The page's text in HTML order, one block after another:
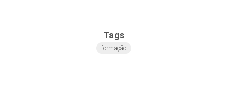
Tags
formação